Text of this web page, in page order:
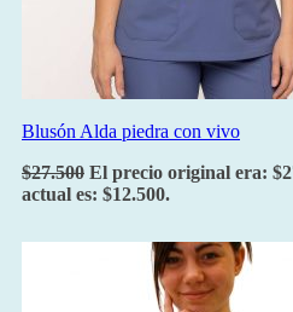
Blusón Alda piedra con vivo
$27.500 El precio original era:
actual es: $12.500.